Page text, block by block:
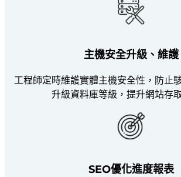
主機安全升級、維護
工程師定時維護實體主機安全性，防止
升級資料庫等級，提升網站存
SEO優化進度報表